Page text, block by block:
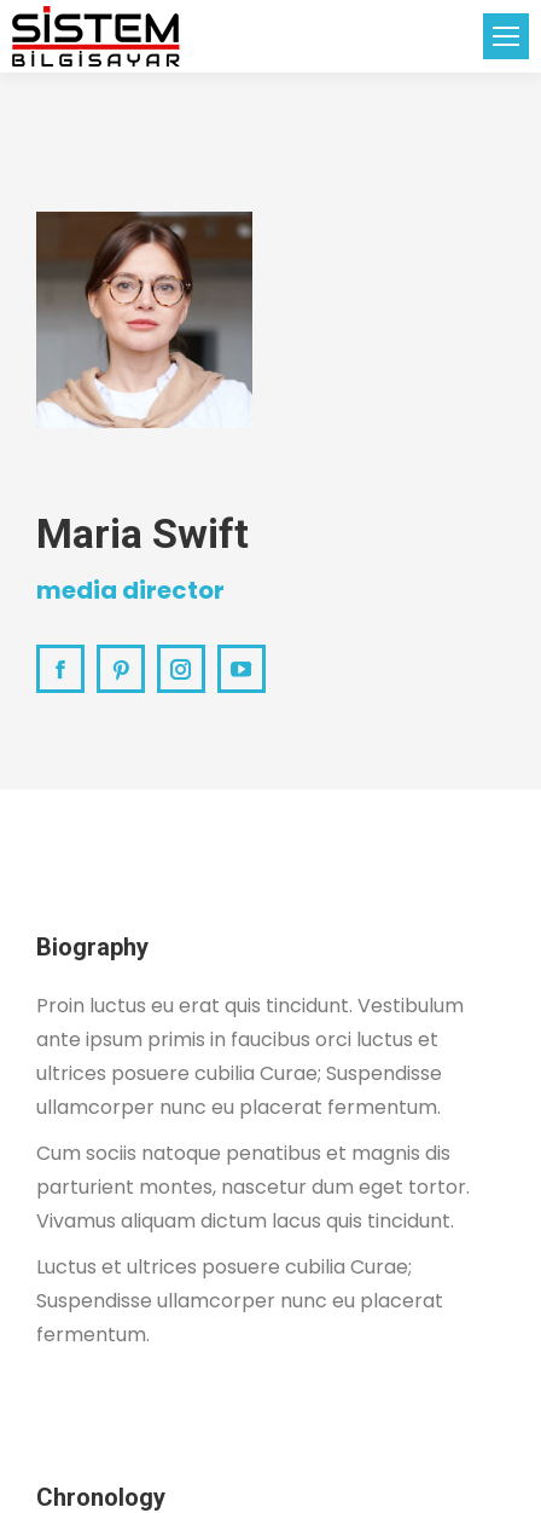
Maria Swift
media director
FacebookPinterestInstagramYouTube
Biography
Proin luctus eu erat quis tincidunt. Vestibulum
ante ipsum primis in faucibus orci luctus et
ultrices posuere cubilia Curae; Suspendisse
ullamcorper nunc eu placerat fermentum.
Cum sociis natoque penatibus et magnis dis
parturient montes, nascetur dum eget tortor.
Vivamus aliquam dictum lacus quis tincidunt.
Luctus et ultrices posuere cubilia Curae;
Suspendisse ullamcorper nunc eu placerat
fermentum.
Chronology